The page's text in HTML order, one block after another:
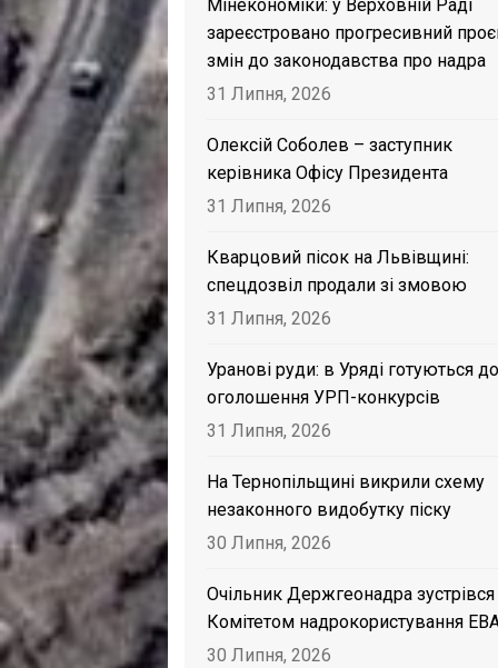
Мінекономіки: у Верховній Раді
зареєстровано прогресивний
змін до законодавства про надра
31 Липня, 2026
Олексій Соболев – заступник
керівника Офісу Президента
31 Липня, 2026
Кварцовий пісок на Львівщині:
спецдозвіл продали зі змовою
31 Липня, 2026
Уранові руди: в Уряді готуються до
оголошення УРП-конкурсів
31 Липня, 2026
На Тернопільщині викрили схему
незаконного видобутку піску
30 Липня, 2026
Очільник Держгеонадра зустрівся
Комітетом надрокористування
30 Липня, 2026